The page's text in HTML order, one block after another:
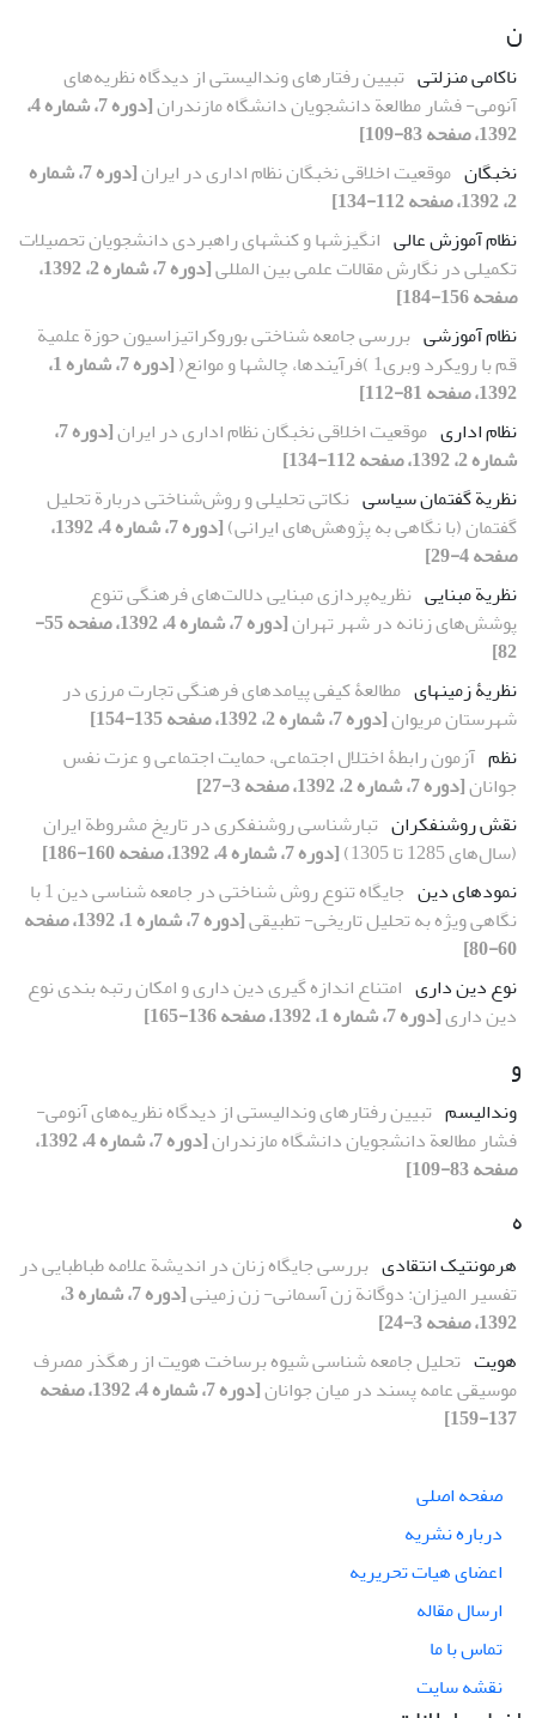
ن
ناکامی منزلتی تبیین رفتارهای وندالیستی از دیدگاه نظریه‌های
آنومی- فشار مطالعة دانشجویان دانشگاه مازندران
[دوره 7، شماره 4،
1392، صفحه 83-109]
نخبگان موقعیت اخلاقی نخبگان نظام اداری در ایران
[دوره 7، شماره
2، 1392، صفحه 112-134]
نظام آموزش عالی انگیزشها و کنشهای راهبردی دانشجویان تحصیلات
تکمیلی در نگارش مقالات علمی بین المللی
[دوره 7، شماره 2، 1392،
صفحه 156-184]
نظام آموزشی بررسی جامعه شناختی بوروکراتیزاسیون حوزة علمیة
قم با رویکرد وبری1 )فرآیندها، چالشها و موانع(
[دوره 7، شماره 1،
1392، صفحه 81-112]
نظام اداری موقعیت اخلاقی نخبگان نظام اداری در ایران
[دوره 7،
شماره 2، 1392، صفحه 112-134]
نظریة گفتمان سیاسی نکاتی تحلیلی و روش‌شناختی دربارة تحلیل
گفتمان (با نگاهی به پژوهش‌های ایرانی)
[دوره 7، شماره 4، 1392،
صفحه 4-29]
نظریة مبنایی نظریه‌پردازی مبنایی دلالت‌های فرهنگی تنوع
پوشش‌های زنانه در شهر تهران
[دوره 7، شماره 4، 1392، صفحه 55-
82]
نظریۀ زمینهای مطالعۀ کیفی پیامدهای فرهنگی تجارت مرزی در
شهرستان مریوان[دوره 7، شماره 2، 1392، صفحه 135-154]
نظم آزمون رابطۀ اختلال اجتماعی، حمایت اجتماعی و عزت نفس
جوانان[دوره 7، شماره 2، 1392، صفحه 3-27]
نقش روشنفکران تبارشناسی روشنفکری در تاریخ مشروطة ایران
(سال‌های 1285 تا 1305)
[دوره 7، شماره 4، 1392، صفحه 160-186]
نمودهای دین
جایگاه تنوع روش شناختی در جامعه شناسی دین 1 با
نگاهی ویژه به تحلیل تاریخی- تطبیقی
[دوره 7، شماره 1، 1392، صفحه
60-80]
نوع دین داری امتناع اندازه گیری دین داری و امکان رتبه بندی نوع
دین داری[دوره 7، شماره 1، 1392، صفحه 136-165]
و
وندالیسم تبیین رفتارهای وندالیستی از دیدگاه نظریه‌های آنومی-
فشار مطالعة دانشجویان دانشگاه مازندران
[دوره 7، شماره 4، 1392،
صفحه 83-109]
ه
هرمونتیک انتقادی بررسی جایگاه زنان در اندیشة علامه طباطبایی در
تفسیر المیزان: دوگانة زن آسمانی- زن زمینی
[دوره 7، شماره 3،
1392، صفحه 3-24]
هویت تحلیل جامعه شناسی شیوه برساخت هویت از رهگذر مصرف
موسیقی عامه پسند در میان جوانان
[دوره 7، شماره 4، 1392، صفحه
137-159]
صفحه اصلی
درباره نشریه
اعضای هیات تحریریه
ارسال مقاله
تماس با ما
نقشه سایت